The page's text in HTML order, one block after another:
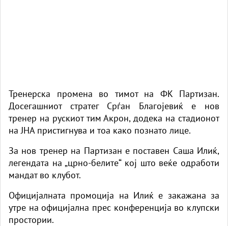
Тренерска промена во тимот на ФК Партизан.
Досегашниот стратег Срѓан Благојевиќ е нов
тренер на рускиот тим Акрон, додека на стадионот
на ЈНА пристигнува и тоа како познато лице.
За нов тренер на Партизан е поставен Саша Илиќ,
легендата на „црно-белите“ кој што веќе одработи
мандат во клубот.
Официјалната промоција на Илиќ е закажана за
утре на официјална прес конференција во клупски
простории.